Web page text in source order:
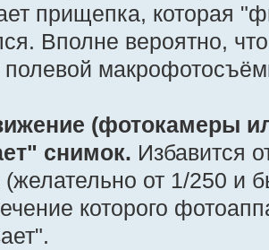
прищепка, которая
Вполне вероятно,
полевой
(фотокамеры
снимок. Избавится
от 1/250 и
которого